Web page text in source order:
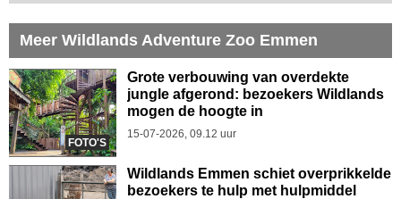
Meer Wildlands Adventure Zoo Emmen
FOTO'S
Grote verbouwing van overdekte
jungle afgerond: bezoekers Wildlands
mogen de hoogte in
15-07-2026, 09.12 uur
Wildlands Emmen schiet overprikkelde
bezoekers te hulp met hulpmiddel